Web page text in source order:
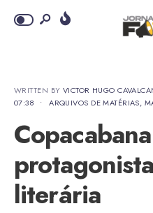
WRITTEN BY VICTOR HUGO
07:38
• ARQUIVOS DE MATÉRIAS,
literária